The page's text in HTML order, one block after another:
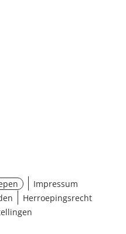
Impressum
Herroepingsrecht